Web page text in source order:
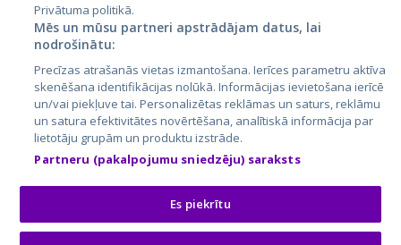
City24.lv
City24.ee
GetaPro.lv
GetaPro.ee
Skelbiu.lt
Autoplius.lt
Aruodas.lt
CVbankas.lt
Kainos.lt
Paslaugos.lt
auto24.ee
Osta.ee
KuldneBörs.ee
Privātuma politikā.
Mēs un mūsu partneri apstrādājam datus, lai
nodrošinātu:
Precīzas atrašanās vietas izmantošana. Ierīces parametru aktīva
skenēšana identifikācijas nolūkā. Informācijas ievietošana ierīcē
un/vai piekļuve tai. Personalizētas reklāmas un saturs, reklāmu
un satura efektivitātes novērtēšana, analītiskā informācija par
lietotāju grupām un produktu izstrāde.
Partneru (pakalpojumu sniedzēju) saraksts
Es piekrītu